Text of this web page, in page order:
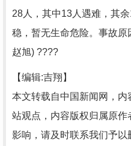
28人，其中13人遇难，其
稳，暂无生命危险。事故
赵旭) ????
【编辑:吉翔】
本文转载自中国新闻网，
站观点，内容版权归属原
影响，请及时联系我们予以